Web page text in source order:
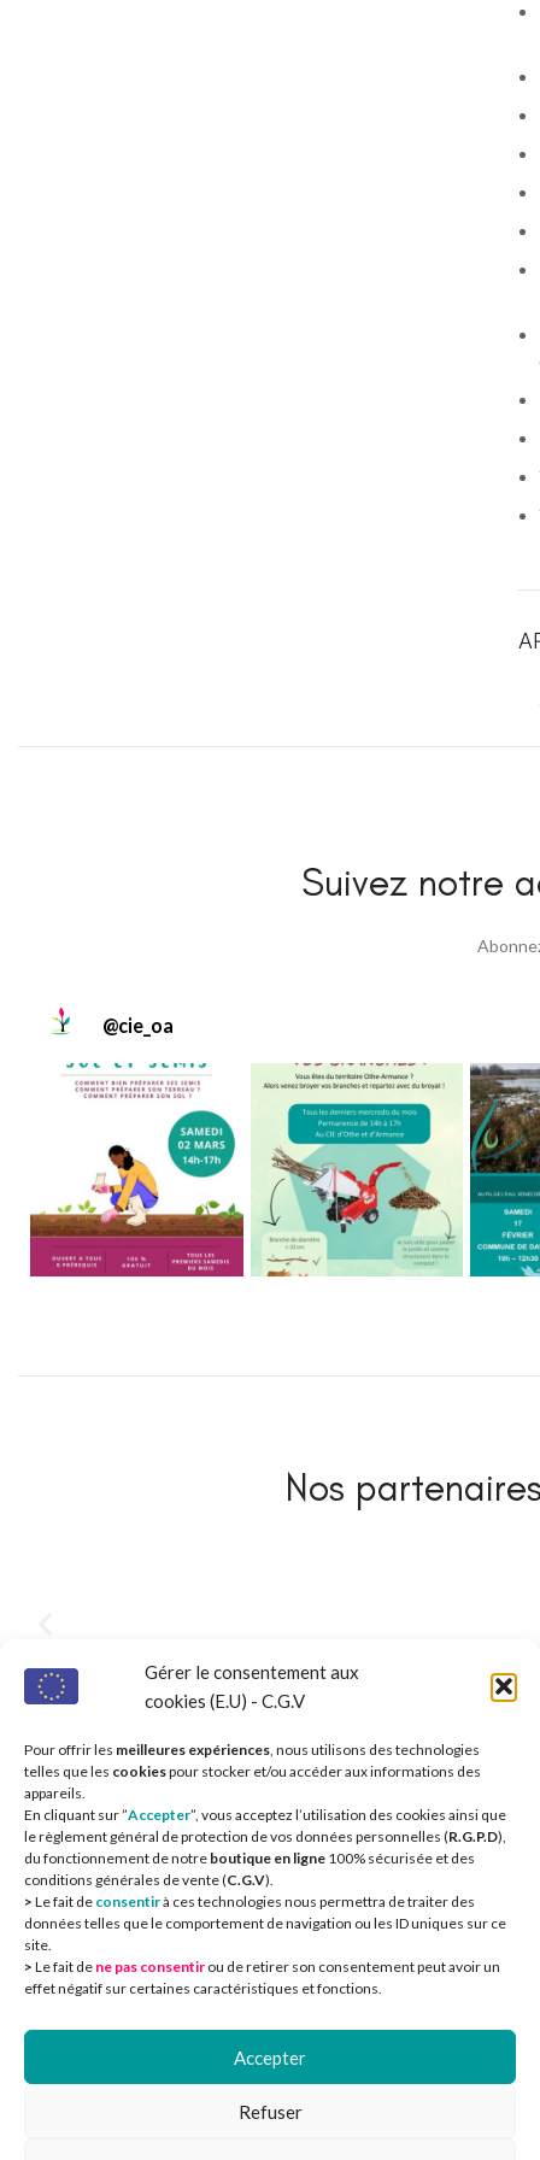
Gérer le consentement aux
cookies (E.U) - C.G.V
Pour offrir les meilleures expériences, nous utilisons des technologies
telles que les cookiespour stocker et/ou accéder aux informations des
appareils.
En cliquant sur ”Accepter”, vous acceptez l’utilisation des cookies ainsi que
le règlement général de protection de vos données personnelles (R.G.P.D),
du fonctionnement de notre boutique en ligne 100% sécurisée et des
conditions générales de vente (C.G.V).
> Le fait de consentirà ces technologies nous permettra de traiter des
données telles que le comportement de navigation ou les ID uniques sur ce
site.
> Le fait de ne pas consentir ou de retirer son consentement peut avoir un
effet négatif sur certaines caractéristiques et fonctions.
Accepter
Refuser
Suivez notre
@cie_oa
Nos
Commune de Chaource